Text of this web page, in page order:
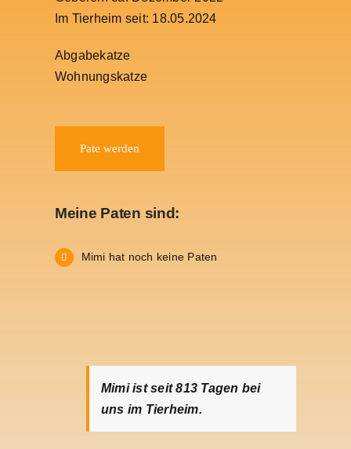
Im Tierheim seit: 18.05.2024
Abgabekatze
Wohnungskatze
Pate werden
Meine Paten sind:
Mimi hat noch keine Paten
Mimi ist seit 813 Tagen bei
uns im Tierheim.